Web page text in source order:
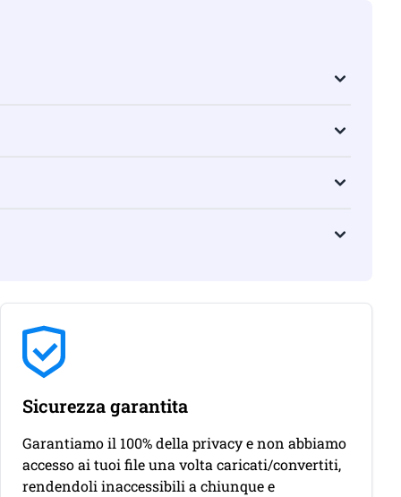
Sicurezza garantita
Garantiamo il 100% della privacy e non abbiamo
accesso ai tuoi file una volta caricati/convertiti,
rendendoli inaccessibili a chiunque e